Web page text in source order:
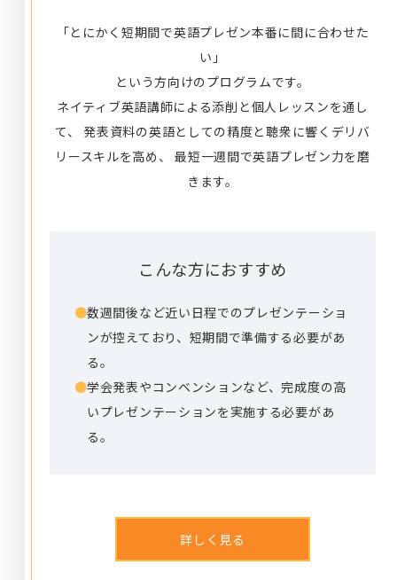
「とにかく短期間で英語プレゼン本番に間に合わせた
い」
という方向けのプログラムです。
ネイティブ英語講師による添削と個人レッスンを通し
て、
発表資料の英語としての精度と聴衆に響くデリバ
リースキルを高め、
最短一週間で英語プレゼン力を磨
きます。
こんな方におすすめ
●数週間後など近い日程でのプレゼンテーショ
ンが控えており、短期間で準備する必要があ
る。
●学会発表やコンベンションなど、完成度の高
いプレゼンテーションを実施する必要があ
る。
詳しく見る